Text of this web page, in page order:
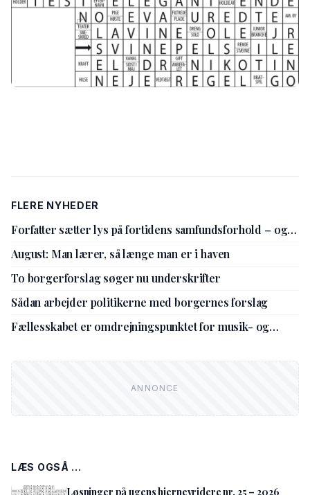
FLERE NYHEDER
Forfatter sætter lys på fortidens samfundsforhold – og
August: Man lærer, så længe man er i haven
To borgerforslag søger nu underskrifter
Sådan arbejder politikerne med borgernes forslag
Fællesskabet er omdrejningspunktet for musik- og
LÆS OGSÅ ...
Løsninger på ugens hjernevridere nr. 25 – 2026